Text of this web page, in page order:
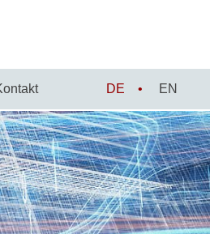
EN
DE